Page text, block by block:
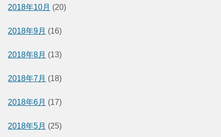
2018年10月 (20)
2018年9月 (16)
2018年8月 (13)
2018年7月 (18)
2018年6月 (17)
2018年5月 (25)